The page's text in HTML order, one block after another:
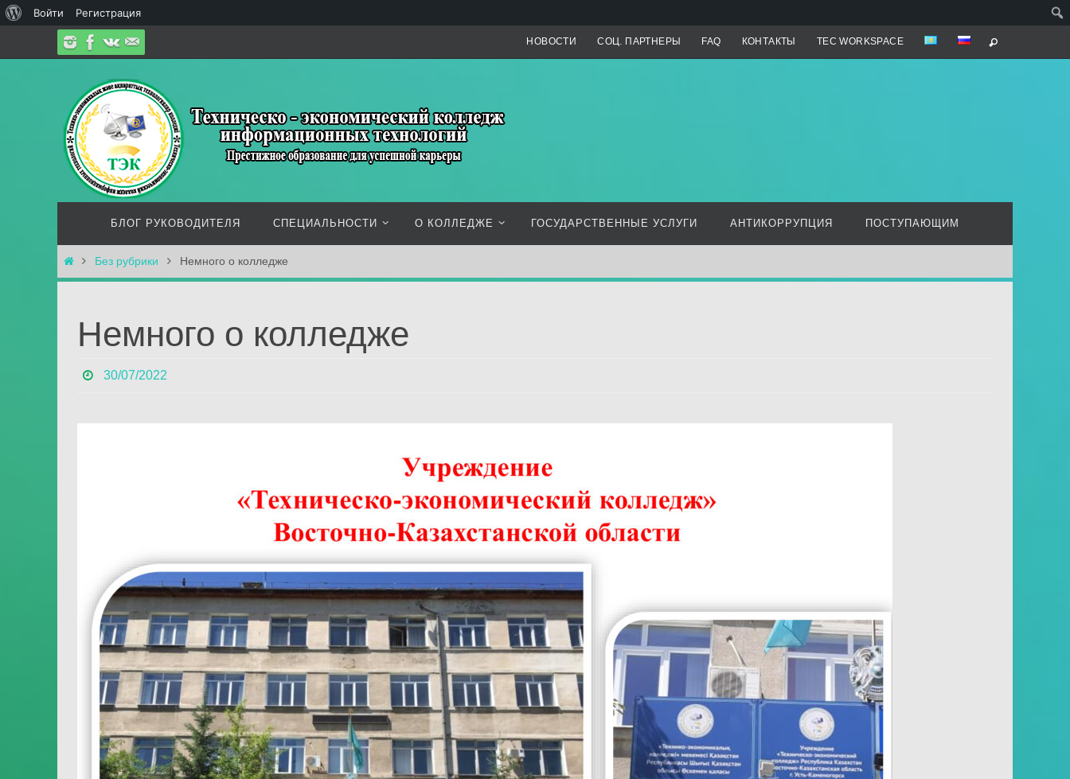
к
WordPress
Войти Регистрация
НОВОСТИ СОЦ. ПАРТНЕРЫ FAQ КОНТАКТЫ TEC WORKSPACE
БЛОГ РУКОВОДИТЕЛЯ СПЕЦИАЛЬНОСТИ О КОЛЛЕДЖЕ ГОСУДАРСТВЕННЫЕ УСЛУГИ АНТИКОРРУПЦИЯ ПОСТУПАЮЩИМ
Главная
Без рубрики Немного о колледже
Немного о колледже
30/07/2022